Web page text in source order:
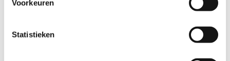
Voorkeuren
Statistieken